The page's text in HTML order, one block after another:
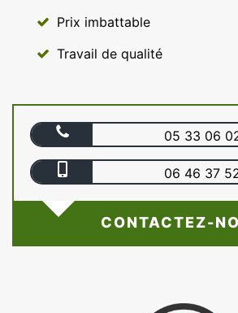
Prix imbattable
Travail de qualité
05 33 06
06 46 37
CONTACTEZ-